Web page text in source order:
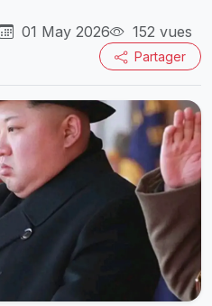
01 May 2026 152 vues
Partager